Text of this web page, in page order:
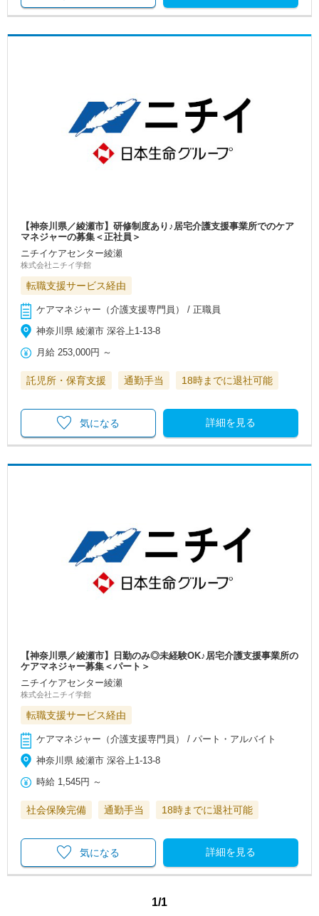
【神奈川県／綾瀬市】研修制度あり♪居宅介護支援事業所でのケア
マネジャーの募集＜正社員＞
ニチイケアセンター綾瀬
株式会社ニチイ学館
転職支援サービス経由
ケアマネジャー（介護支援専門員） / 正職員
神奈川県 綾瀬市 深谷上1-13-8
月給 253,000円 ～
託児所・保育支援 通勤手当 18時までに退社可能
詳細を見る
気になる
【神奈川県／綾瀬市】日勤のみ◎未経験OK♪居宅介護支援事業所の
ケアマネジャー募集＜パート＞
ニチイケアセンター綾瀬
株式会社ニチイ学館
転職支援サービス経由
ケアマネジャー（介護支援専門員） / パート・アルバイト
神奈川県 綾瀬市 深谷上1-13-8
時給 1,545円 ～
社会保険完備 通勤手当 18時までに退社可能
詳細を見る
気になる
1/1